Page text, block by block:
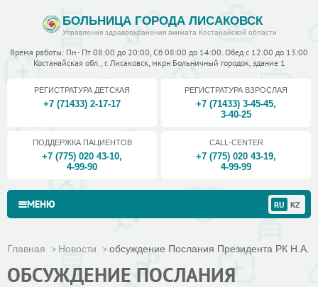
БОЛЬНИЦА ГОРОДА ЛИСАКОВСК
Управления здравоохранения акимата Костанайской области
Время работы: Пн - Пт 08:00 до 20:00, Сб 08:00 до 14:00. Обед с 12:00 до 13:00
Костанайская обл., г. Лисаковск, мкрн Больничный городок, здание 1
РЕГИСТРАТУРА ДЕТСКАЯ
+7 (71433) 2-17-17
РЕГИСТРАТУРА ВЗРОСЛАЯ
+7 (71433) 3-45-45,
3-40-25
ПОДДЕРЖКА ПАЦИЕНТОВ
+7 (775) 020 43-10,
4-99-90
CALL-CENTER
+7 (775) 020 43-19,
4-99-99
МЕНЮ RU KZ
Главная Новости обсуждение Послания Президента РК Н.А.
ОБСУЖДЕНИЕ ПОСЛАНИЯ